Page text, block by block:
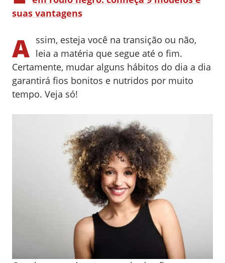
suas vantagens
A ssim, esteja você na transição ou não,
leia a matéria que segue até o fim.
Certamente, mudar alguns hábitos do dia a dia
garantirá fios bonitos e nutridos por muito
tempo. Veja só!